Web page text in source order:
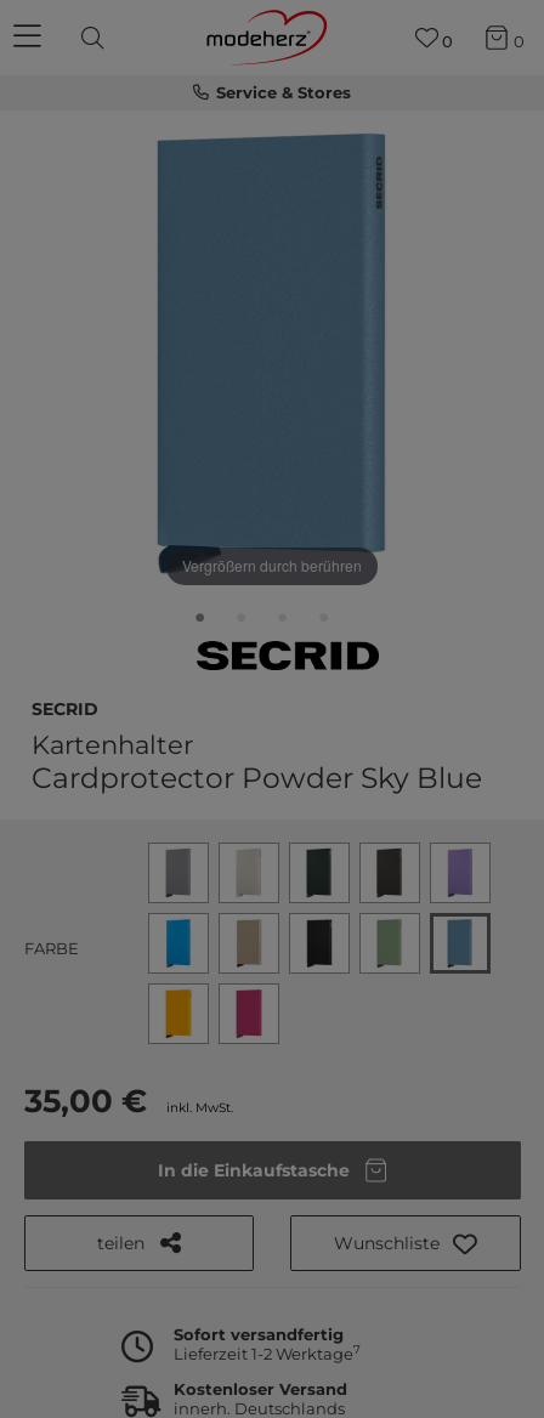
Service & Stores
0 0
Vergrößern durch berühren
Secrid
Kartenhalter
Cardprotector Powder Sky Blue
FARBE
35,00 € inkl. MwSt.
In die Einkaufstasche
teilen Wunschliste
Sofort versandfertig
Lieferzeit 1-2 Werktage7
Kostenloser Versand
innerh. Deutschlands